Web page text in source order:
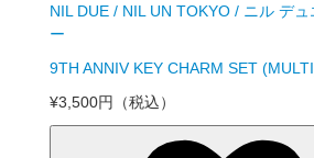
NIL DUE / NIL UN TOKYO / ニル デ
ー
9TH ANNIV KEY CHARM SET
¥3,500円
（税込）